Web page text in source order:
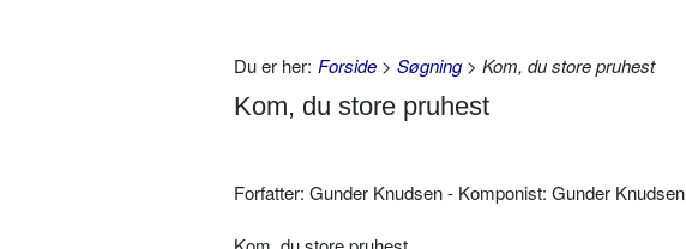
Du er her: Forside > Søgning> Kom, du store pruhest
Kom, du store pruhest
Forfatter: Gunder Knudsen - Komponist: Gunder Knudsen